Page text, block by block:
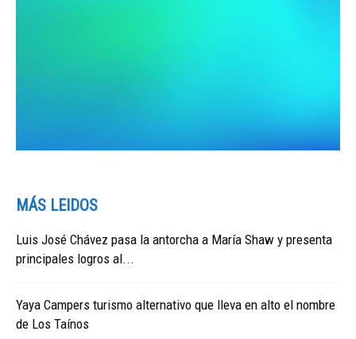
MÁS LEIDOS
Luis José Chávez pasa la antorcha a María Shaw y presenta
principales logros al...
Yaya Campers turismo alternativo que lleva en alto el nombre
de Los Taínos